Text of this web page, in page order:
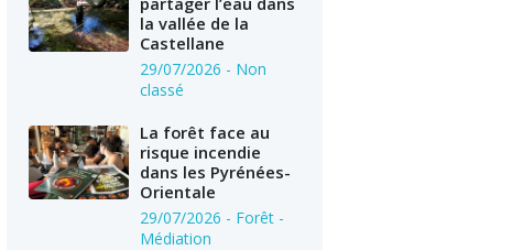
la vallée de la
Castellane
29/07/2026 - Non
classé
La forêt face au
risque incendie
dans les Pyrénées-
Orientale
29/07/2026 - Forêt -
Médiation